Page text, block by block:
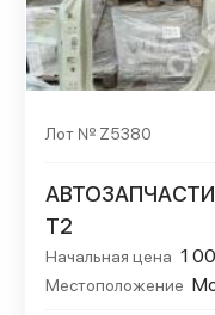
Лот № Z5380
АВТОЗАПЧАСТИ
T2
Начальная цена 1
Местоположение